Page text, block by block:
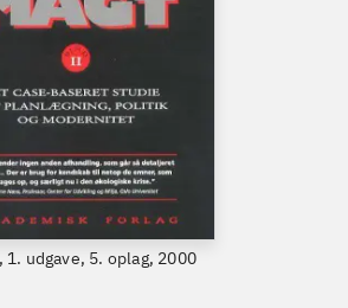
1. udgave, 5. oplag, 2000